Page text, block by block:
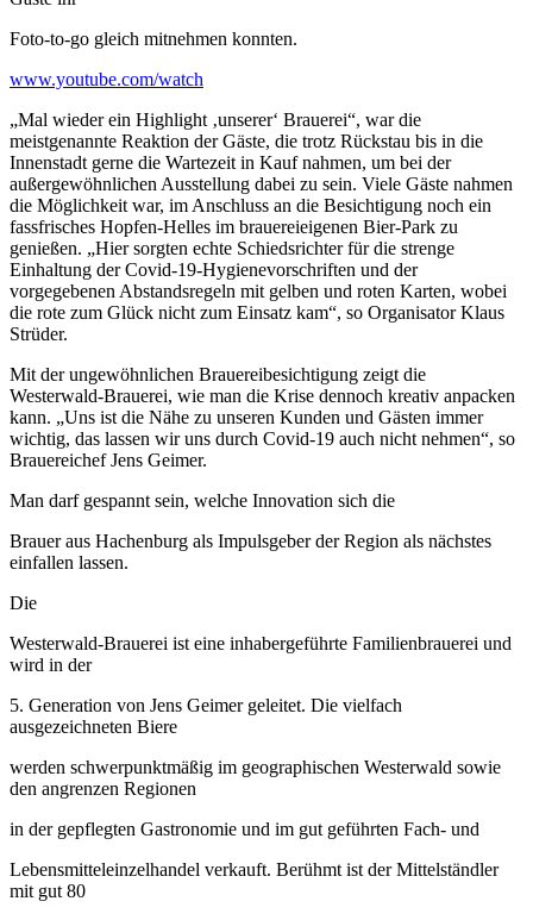
Foto-to-go gleich mitnehmen konnten.
www.youtube.com/watch
„Mal wieder ein Highlight ‚unserer‘ Brauerei“, war die
meistgenannte Reaktion der Gäste, die trotz Rückstau bis in die
Innenstadt gerne die Wartezeit in Kauf nahmen, um bei der
außergewöhnlichen Ausstellung dabei zu sein. Viele Gäste nahmen
die Möglichkeit war, im Anschluss an die Besichtigung noch ein
fassfrisches Hopfen-Helles im brauereieigenen Bier-Park zu
genießen. „Hier sorgten echte Schiedsrichter für die strenge
Einhaltung der Covid-19-Hygienevorschriften und der
vorgegebenen Abstandsregeln mit gelben und roten Karten, wobei
die rote zum Glück nicht zum Einsatz kam“, so Organisator Klaus
Strüder.
Mit der ungewöhnlichen Brauereibesichtigung zeigt die
Westerwald-Brauerei, wie man die Krise dennoch kreativ anpacken
kann. „Uns ist die Nähe zu unseren Kunden und Gästen immer
wichtig, das lassen wir uns durch Covid-19 auch nicht nehmen“, so
Brauereichef Jens Geimer.
Man darf gespannt sein, welche Innovation sich die
Brauer aus Hachenburg als Impulsgeber der Region als nächstes
einfallen lassen.
Die
Westerwald-Brauerei ist eine inhabergeführte Familienbrauerei und
wird in der
5. Generation von Jens Geimer geleitet. Die vielfach
ausgezeichneten Biere
werden schwerpunktmäßig im geographischen Westerwald sowie
den angrenzen Regionen
in der gepflegten Gastronomie und im gut geführten Fach- und
Lebensmitteleinzelhandel verkauft. Berühmt ist der Mittelständler
mit gut 80